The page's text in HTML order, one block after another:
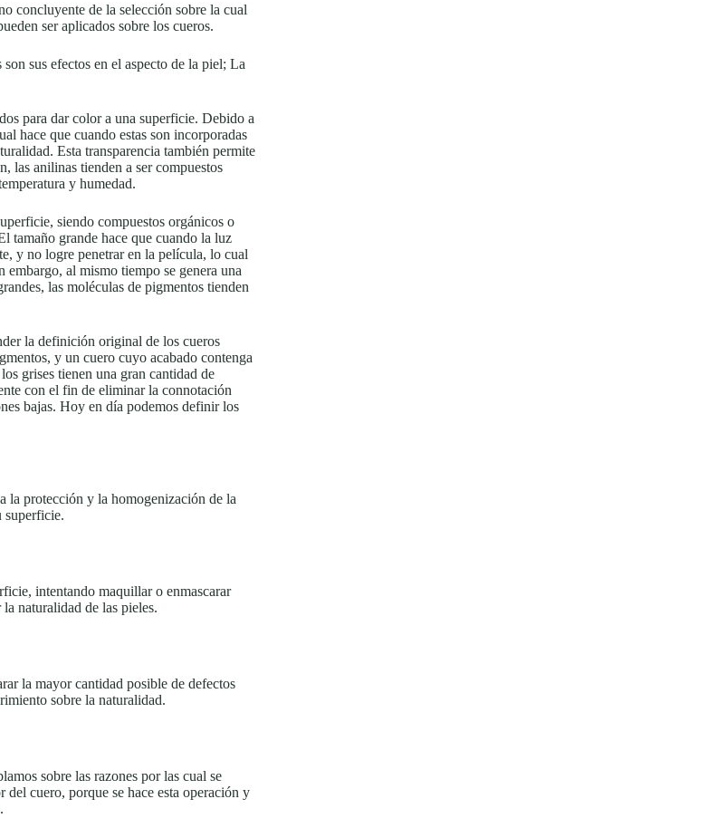
concluyente de la selección sobre la cual
ser aplicados sobre los cueros.
sus efectos en el aspecto de la piel; La
para dar color a una superficie. Debido a
hace que cuando estas son incorporadas
Esta transparencia también permite
las anilinas tienden a ser compuestos
y humedad.
siendo compuestos orgánicos o
tamaño grande hace que cuando la luz
y no logre penetrar en la película, lo cual
al mismo tiempo se genera una
las moléculas de pigmentos tienden
la definición original de los cueros
y un cuero cuyo acabado contenga
grises tienen una gran cantidad de
con el fin de eliminar la connotación
bajas. Hoy en día podemos definir los
la protección y la homogenización de la
superficie.
intentando maquillar o enmascarar
naturalidad de las pieles.
la mayor cantidad posible de defectos
sobre la naturalidad.
sobre las razones por las cual se
cuero, porque se hace esta operación y